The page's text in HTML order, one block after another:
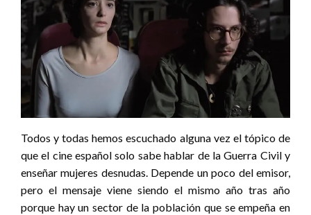
Todos y todas hemos escuchado alguna vez el tópico de
que el cine español solo sabe hablar de la Guerra Civil y
enseñar mujeres desnudas. Depende un poco del emisor,
pero el mensaje viene siendo el mismo año tras año
porque hay un sector de la población que se empeña en